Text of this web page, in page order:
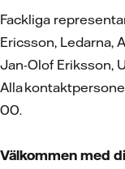
Fackliga
Ericsson, Ledarna,
Jan-Olof Eriksson,
Alla
00.
Välkommen med